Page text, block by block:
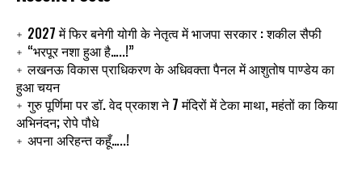
2027 में फिर बनेगी योगी के नेतृत्व में भाजपा सरकार : शकील सैफी
“भरपूर नशा हुआ है…..!”
लखनऊ विकास प्राधिकरण के अधिवक्ता पैनल में आशुतोष पाण्डेय का
हुआ चयन
गुरु पूर्णिमा पर डॉ. वेद प्रकाश ने 7 मंदिरों में टेका माथा, महंतों का किया
अभिनंदन; रोपे पौधे
अपना अरिहन्त कहूँ…..!